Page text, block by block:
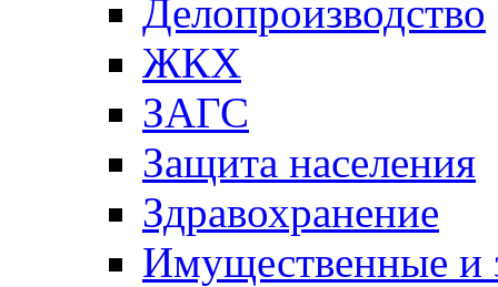
Делопроизводство
ЖКХ
ЗАГС
Защита населения
Здравохранение
Имущественные и